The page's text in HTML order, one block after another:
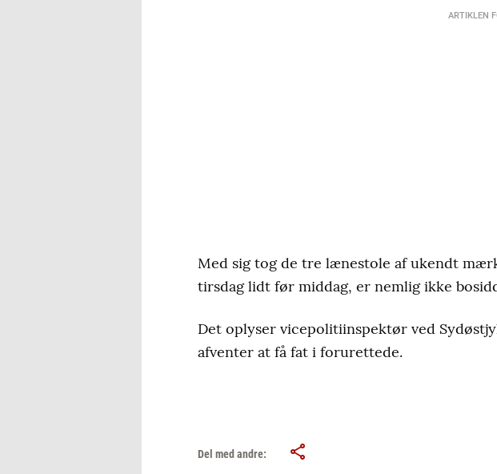
ARTIKLEN
Med sig tog de tre lænestole af ukendt
tirsdag lidt før middag, er nemlig ikke
Det oplyser vicepolitiinspektør ved
afventer at få fat i forurettede.
Del med andre: